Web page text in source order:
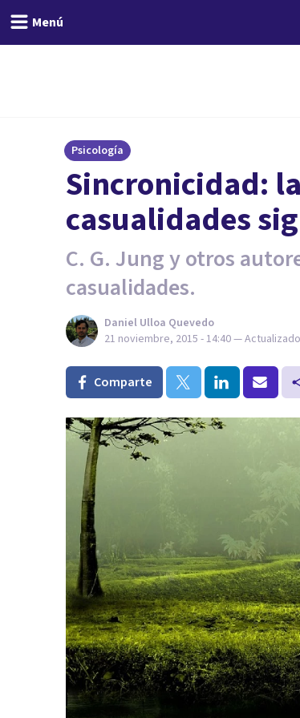
Menú
Psicología
Sincronicidad:
casualidades
C. G. Jung y otros
casualidades.
Daniel Ulloa Quevedo
21 noviembre, 2015 - 14:40— Actualizado
Comparte